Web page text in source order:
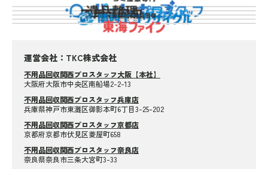
運営会社：TKC株式会社
不用品回収関西プロスタッフ大阪【本社】
大阪府大阪市中央区南船場2-2-13
不用品回収関西プロスタッフ兵庫店
兵庫県神戸市東灘区御影本町6丁目3-25-202
不用品回収関西プロスタッフ京都店
京都府京都市伏見区菱屋町658
不用品回収関西プロスタッフ奈良店
奈良県奈良市三条大宮町3-33